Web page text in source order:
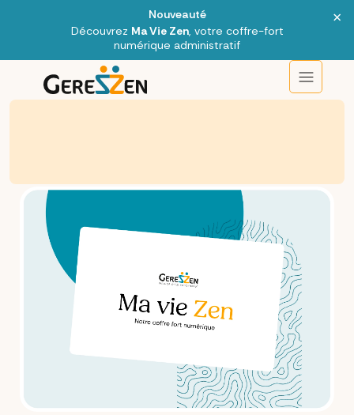
×
Nouveauté
Découvrez Ma Vie Zen, votre coffre-fort
numérique administratif